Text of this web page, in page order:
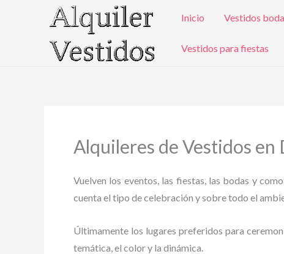
Inicio Vestidos
Vestidos para fiestas
Alquileres de Vestidos en
Vuelven los eventos, las fiestas, las bodas y
cuenta el tipo de celebración y sobre todo el
Últimamente los lugares preferidos para
temática, el color y la dinámica.